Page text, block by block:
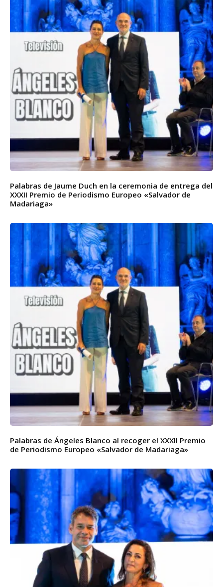
Palabras de Jaume Duch en la ceremonia de entrega del
XXXII Premio de Periodismo Europeo «Salvador de
Madariaga»
Palabras de Ángeles Blanco al recoger el XXXII Premio
de Periodismo Europeo «Salvador de Madariaga»